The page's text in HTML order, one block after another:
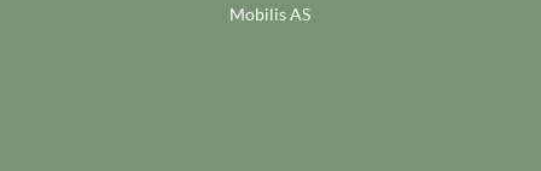
Mobilis AS